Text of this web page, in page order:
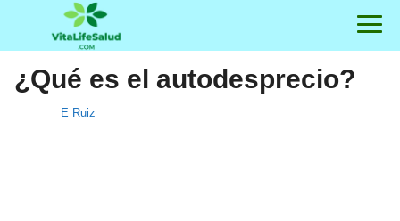
¿Qué es el autodesprecio?
E Ruiz